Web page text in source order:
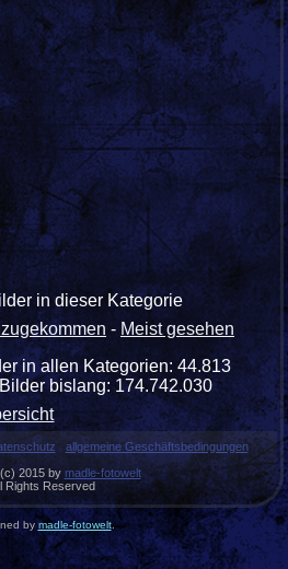
in dieser Kategorie
- Meist gesehen
in allen Kategorien: 44.813
bislang: 174.742.030
allgemeine Geschäftsbedingungen
2015 by madle-fotowelt
Rights Reserved
bymadle-fotowelt.